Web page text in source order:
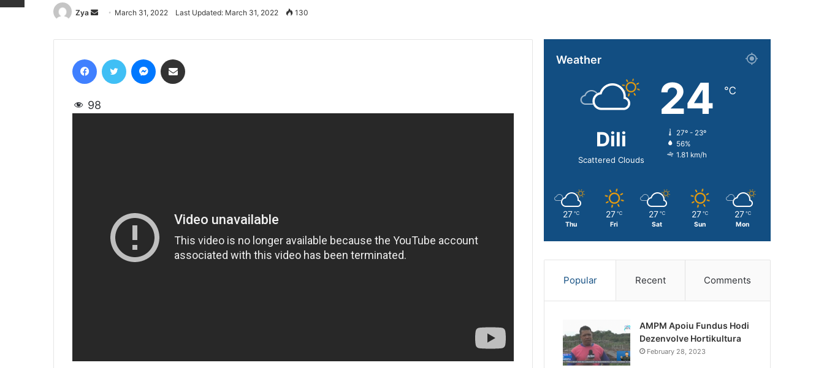
Zya
Send
email
March 31, 2022 Last Updated: March 31, 2022 130
98
Weather
Dili
Scattered Clouds
24 ℃
27º - 23º
56%
1.81 km/h
27 ℃
Thu
27 ℃
Fri
27 ℃
Sat
27 ℃
Sun
27 ℃
Mon
Popular Recent Comments
AMPM Apoiu Fundus Hodi
Dezenvolve Hortikultura
February 28, 2023